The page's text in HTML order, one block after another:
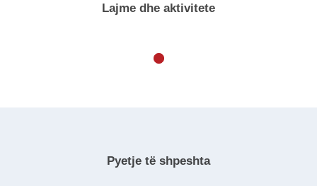
Lajme dhe aktivitete
Pyetje të shpeshta